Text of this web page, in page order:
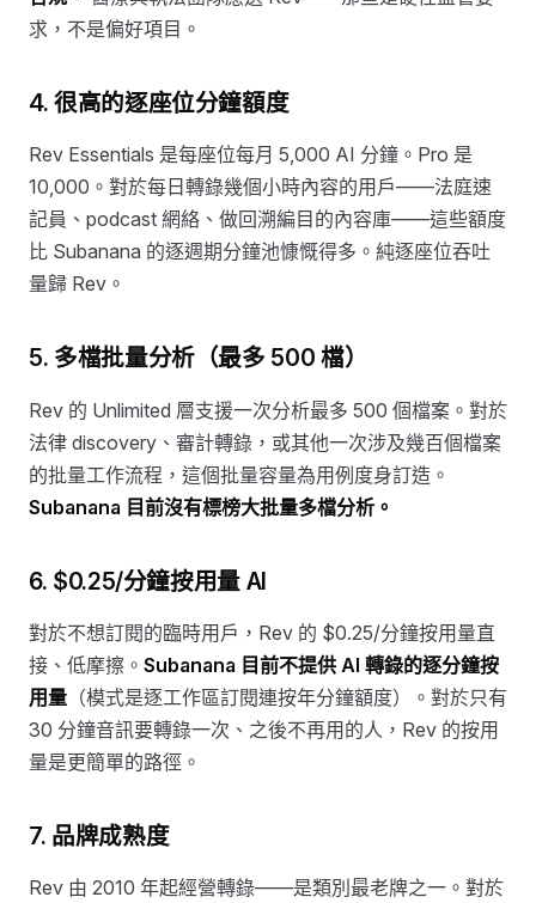
求，不是偏好項目。
4. 很高的逐座位分鐘額度
Rev Essentials 是每座位每月 5,000 AI 分鐘。Pro 是
10,000。對於每日轉錄幾個小時內容的用戶——法庭速
記員、podcast 網絡、做回溯編目的內容庫——這些額度
比 Subanana 的逐週期分鐘池慷慨得多。純逐座位吞吐
量歸 Rev。
5. 多檔批量分析（最多 500 檔）
Rev 的 Unlimited 層支援一次分析最多 500 個檔案。對於
法律 discovery、審計轉錄，或其他一次涉及幾百個檔案
的批量工作流程，這個批量容量為用例度身訂造。
Subanana 目前沒有標榜大批量多檔分析。
6. $0.25/分鐘按用量 AI
對於不想訂閱的臨時用戶，Rev 的 $0.25/分鐘按用量直
接、低摩擦。 Subanana 目前不提供 AI 轉錄的逐分鐘按
用量 （模式是逐工作區訂閱連按年分鐘額度）。對於只有
30 分鐘音訊要轉錄一次、之後不再用的人，Rev 的按用
量是更簡單的路徑。
7. 品牌成熟度
Rev 由 2010 年起經營轉錄——是類別最老牌之一。對於